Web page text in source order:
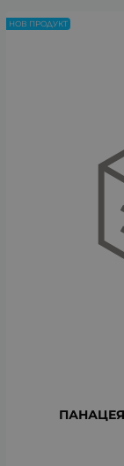
НОВ ПРОДУКТ